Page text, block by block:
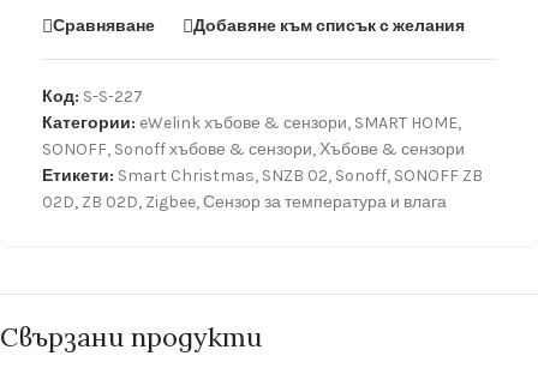
Сравняване Добавяне към списък с желания
Код: S-S-227
Категории: eWelink хъбове & сензори, SMART HOME,
SONOFF, Sonoff хъбове & сензори,Хъбове & сензори
Етикети: Smart Christmas, SNZB 02, Sonoff, SONOFF ZB
02D, ZB 02D, Zigbee,Сензор за температура и влага
Свързани продукти